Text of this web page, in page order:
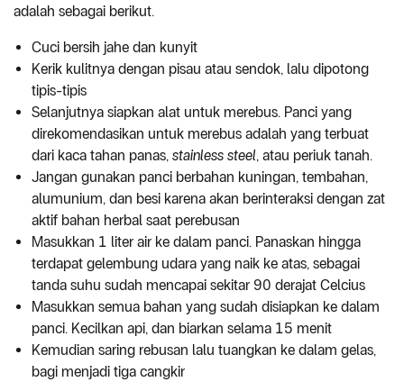
adalah sebagai berikut.
Cuci bersih jahe dan kunyit
Kerik kulitnya dengan pisau atau sendok, lalu dipotong
tipis-tipis
Selanjutnya siapkan alat untuk merebus. Panci yang
direkomendasikan untuk merebus adalah yang terbuat
dari kaca tahan panas, stainless steel, atau periuk tanah.
Jangan gunakan panci berbahan kuningan, tembahan,
alumunium, dan besi karena akan berinteraksi dengan zat
aktif bahan herbal saat perebusan
Masukkan 1 liter air ke dalam panci. Panaskan hingga
terdapat gelembung udara yang naik ke atas, sebagai
tanda suhu sudah mencapai sekitar 90 derajat Celcius
Masukkan semua bahan yang sudah disiapkan ke dalam
panci. Kecilkan api, dan biarkan selama 15 menit
Kemudian saring rebusan lalu tuangkan ke dalam gelas,
bagi menjadi tiga cangkir